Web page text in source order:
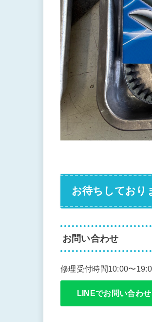
お待ちしており
お問い合わせ
修理受付時間10:00〜
LINEでお問い合わせ